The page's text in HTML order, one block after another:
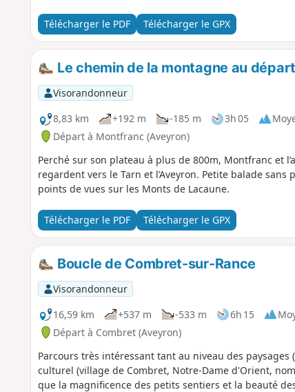
Télécharger le PDF Télécharger le GPX
Le chemin de la montagne au
Visorandonneur
8,83 km
+192 m -185 m 3h 05
Départ à Montfranc (Aveyron)
Perché sur son plateau à plus de 800m, Montfranc et
regardent vers le Tarn et l’Aveyron. Petite balade
points de vues sur les Monts de Lacaune.
Télécharger le PDF Télécharger le GPX
Boucle de Combret-sur-Rance
Visorandonneur
16,59 km
+537 m -533 m 6h 15
Départ à Combret (Aveyron)
Parcours très intéressant tant au niveau des paysages
culturel (village de Combret, Notre-Dame d'Orient,
que la magnificence des petits sentiers et la beauté